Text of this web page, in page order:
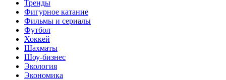
Тренды
Фигурное катание
Фильмы и сериалы
Футбол
Хоккей
Шахматы
Шоу-бизнес
Экология
Экономика